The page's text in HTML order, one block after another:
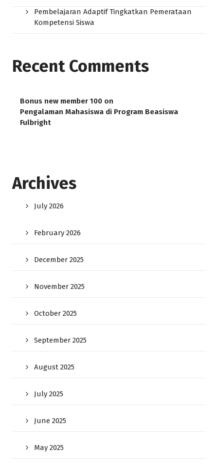
Pembelajaran Adaptif Tingkatkan Pemerataan
Kompetensi Siswa
Recent Comments
Bonus new member 100 on
Pengalaman Mahasiswa di Program Beasiswa
Fulbright
Archives
July 2026
February 2026
December 2025
November 2025
October 2025
September 2025
August 2025
July 2025
June 2025
May 2025